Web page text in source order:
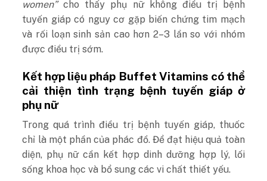
women”cho thấy phụ nữ không điều trị bệnh
tuyến giáp có nguy cơ gặp biến chứng tim mạch
và rối loạn sinh sản cao hơn 2–3 lần so với nhóm
được điều trị sớm.
Kết hợp liệu pháp Buffet Vitamins có thể
cải thiện tình trạng bệnh tuyến giáp ở
phụ nữ
Trong quá trình điều trị bệnh tuyến giáp, thuốc
chỉ là một phần của phác đồ. Để đạt hiệu quả toàn
diện, phụ nữ cần kết hợp dinh dưỡng hợp lý, lối
sống khoa học và bổ sung các vi chất thiết yếu.